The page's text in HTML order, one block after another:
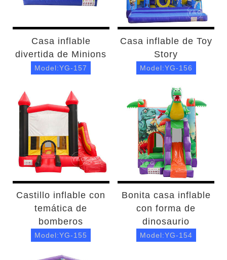
Casa inflable
divertida de Minions
Model:YG-157
Casa inflable de Toy
Story
Model:YG-156
Castillo inflable con
temática de
bomberos
Model:YG-155
Bonita casa inflable
con forma de
dinosaurio
Model:YG-154